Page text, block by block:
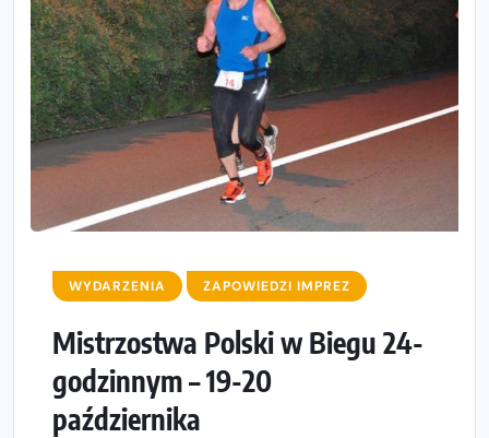
WYDARZENIA ZAPOWIEDZI IMPREZ
Mistrzostwa Polski w Biegu 24-
godzinnym – 19-20
października